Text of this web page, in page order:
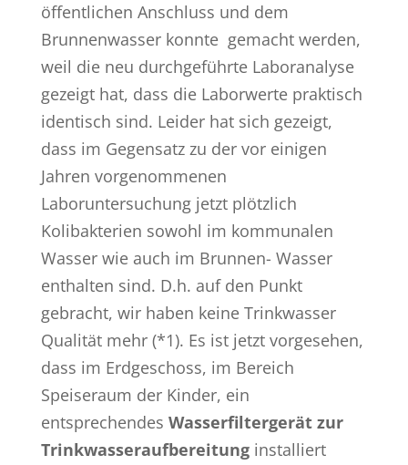
öffentlichen Anschluss und dem
Brunnenwasser konnte gemacht werden,
weil die neu durchgeführte Laboranalyse
gezeigt hat, dass die Laborwerte praktisch
identisch sind. Leider hat sich gezeigt,
dass im Gegensatz zu der vor einigen
Jahren vorgenommenen
Laboruntersuchung jetzt plötzlich
Kolibakterien sowohl im kommunalen
Wasser wie auch im Brunnen- Wasser
enthalten sind. D.h. auf den Punkt
gebracht, wir haben keine Trinkwasser
Qualität mehr (*1). Es ist jetzt vorgesehen,
dass im Erdgeschoss, im Bereich
Speiseraum der Kinder, ein
entsprechendes Wasserfiltergerät zur
Trinkwasseraufbereitunginstalliert